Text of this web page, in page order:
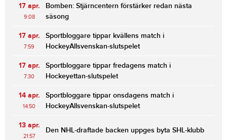
17 apr.
9:08
Bomben: Stjärncentern förstärker redan nästa
säsong
17 apr.
7:59
Sportbloggare tippar kvällens match i
HockeyAllsvenskan-slutspelet
17 apr.
7:30
Sportbloggare tippar fredagens match i
Hockeyettan-slutspelet
14 apr.
14:50
Sportbloggare tippar onsdagens match i
HockeyAllsvenskan-slutspelet
13 apr.
21:57
Den NHL-draftade backen uppges byta SHL-klubb